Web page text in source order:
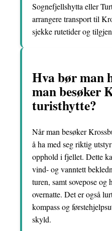
Sognefjellshytta eller
arrangere transport til
sjekke rutetider og
Hva bør man
man besøker
turisthytte?
Når man besøker
å ha med seg riktig
opphold i fjellet. Dette
vind- og vanntett
turen, samt sovepose og
overnatte. Det er også
kompass og
skyld.